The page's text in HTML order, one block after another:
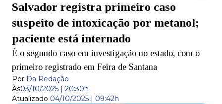
Salvador registra primeiro caso
suspeito de intoxicação por metanol;
paciente está internado
É o segundo caso em investigação no estado, com o
primeiro registrado em Feira de Santana
Por Da Redação
Às03/10/2025 | 20:30h
Atualizado 04/10/2025 | 09:42h